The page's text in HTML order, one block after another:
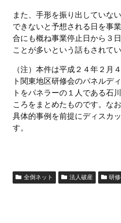
また、手形を振り出していな
できないと予想される日を事
合にも概ね事業停止日から３
ことが多いという話もされてい
（注）本件は平成２４年２月
ト関東地区研修会のパネルデ
トをパネラーの１人である石
ころをまとめたものです。な
具体的事例を前提にディスカ
す。
全倒ネット 法人破産 研